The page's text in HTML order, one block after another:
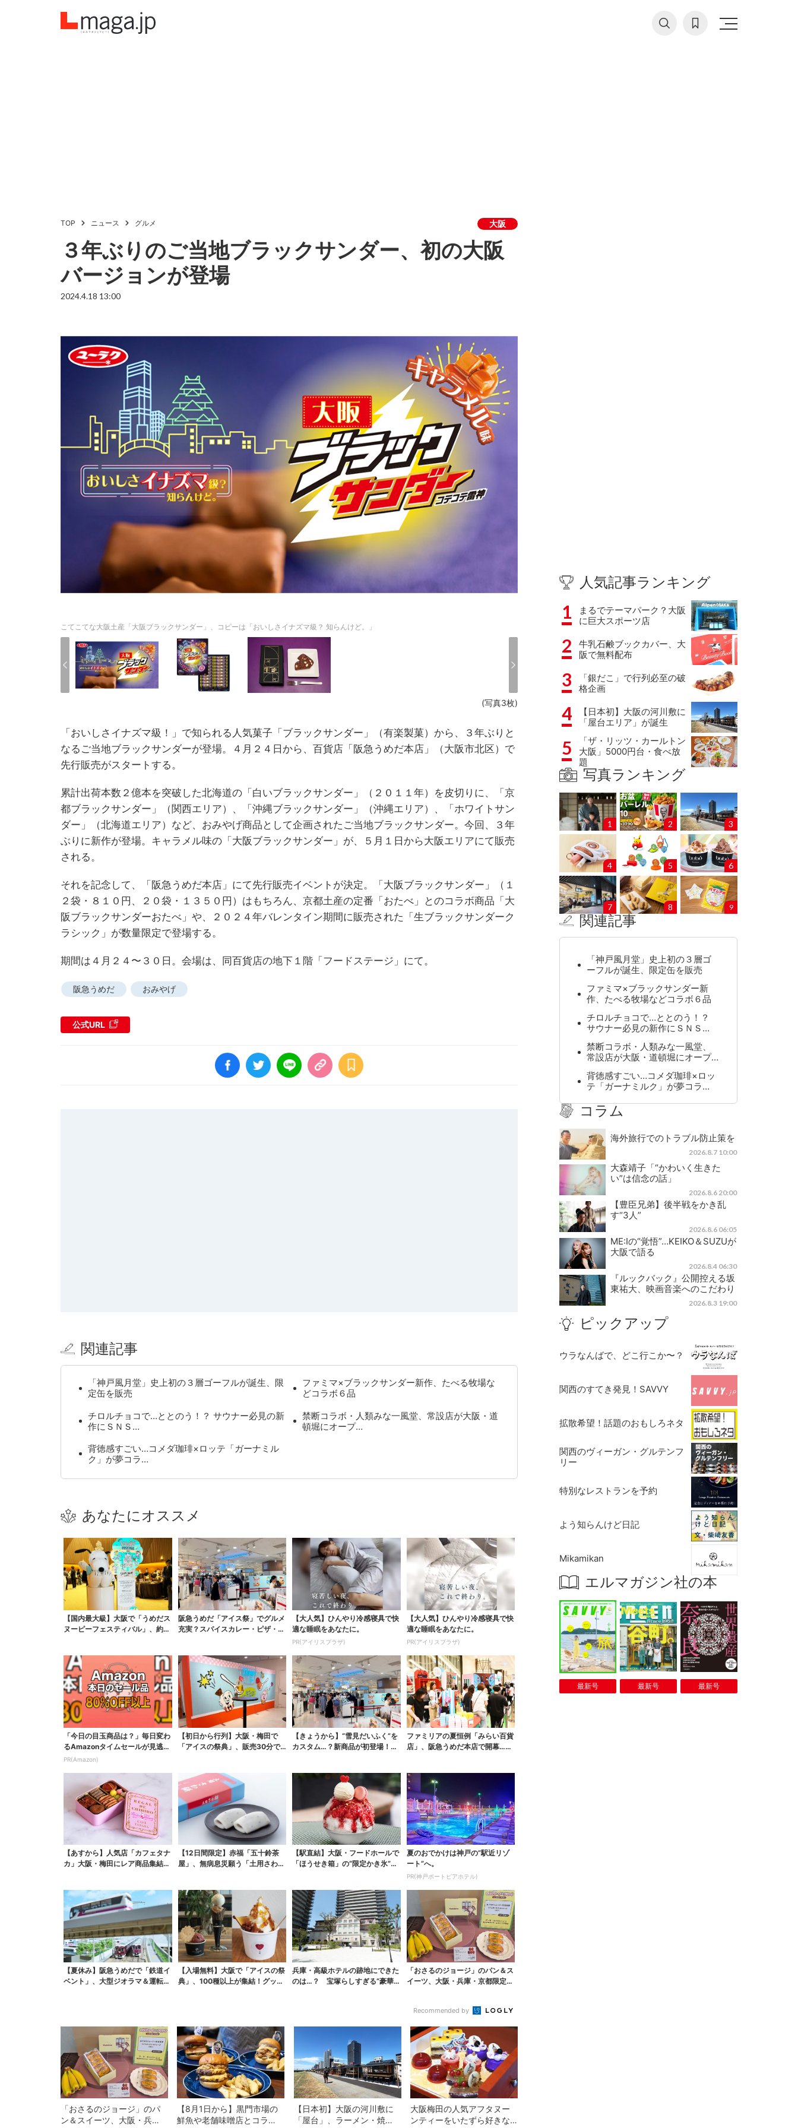
TOP ニュース グルメ 大阪
３年ぶりのご当地ブラックサンダー、初の大阪
バージョンが登場
2024.4.18 13:00
こてこてな大阪土産「大阪ブラックサンダー」、コピーは「おいしさイナズマ級？ 知らんけど。」
(写真3枚)
「おいしさイナズマ級！」で知られる人気菓子「ブラックサンダー」（有楽製菓）から、３年ぶりと
なるご当地ブラックサンダーが登場。４月２４日から、百貨店「阪急うめだ本店」（大阪市北区）で
先行販売がスタートする。
累計出荷本数２億本を突破した北海道の「白いブラックサンダー」（２０１１年）を皮切りに、「京
都ブラックサンダー」（関西エリア）、「沖縄ブラックサンダー」（沖縄エリア）、「ホワイトサン
ダー」（北海道エリア）など、おみやげ商品として企画されたご当地ブラックサンダー。今回、３年
ぶりに新作が登場。キャラメル味の「大阪ブラックサンダー」が、５月１日から大阪エリアにて販売
される。
それを記念して、「阪急うめだ本店」にて先行販売イベントが決定。「大阪ブラックサンダー」（１
２袋・８１０円、２０袋・１３５０円）はもちろん、京都土産の定番「おたべ」とのコラボ商品「大
阪ブラックサンダーおたべ」や、２０２４年バレンタイン期間に販売された「生ブラックサンダーク
ラシック」が数量限定で登場する。
期間は４月２４〜３０日。会場は、同百貨店の地下１階「フードステージ」にて。
阪急うめだ おみやげ
公式URL
関連記事
「神戸風月堂」史上初の３層ゴーフルが誕生、限
定缶を販売
ファミマ×ブラックサンダー新作、たべる牧場な
どコラボ６品
チロルチョコで…ととのう！？ サウナー必見の新
作にＳＮＳ…
禁断コラボ・人類みな一風堂、常設店が大阪・道
頓堀にオープ…
背徳感すごい…コメダ珈琲×ロッテ「ガーナミル
ク」が夢コラ…
あなたにオススメ
【国内最大級】大阪で「うめだス
ヌーピーフェスティバル」、約8
阪急うめだ「アイス祭」でグルメ
充実？スパイスカレー・ピザ・ポ
【大人気】ひんやり冷感寝具で快
適な睡眠をあなたに。
PR(アイリスプラザ)
【大人気】ひんやり冷感寝具で快
適な睡眠をあなたに。
PR(アイリスプラザ)
「今日の目玉商品は？」毎日変わ
るAmazonタイムセールが見逃せ
ない
PR(Amazon)
【初日から行列】大阪・梅田で
「アイスの祭典」、販売30分で
【きょうから】“雪見だいふく”を
カスタム…？新商品が初登場！阪
ファミリアの夏恒例「みらい百貨
店」、阪急うめだ本店で開幕…限
【あすから】人気店「カフェタナ
カ」大阪・梅田にレア商品集結…
【12日間限定】赤福「五十鈴茶
屋」、無病息災願う「土用さわ
【駅直結】大阪・フードホールで
「ほうせき箱」の“限定かき氷”が
夏のおでかけは神戸の”駅近リゾ
ート”へ。
PR(神戸ポートピアホテル)
【夏休み】阪急うめだで「鉄道イ
ベント」、大型ジオラマ＆運転体
【入場無料】大阪で「アイスの祭
典」、100種以上が集結！グッズ
兵庫・高級ホテルの跡地にできた
のは…？ 宝塚らしすぎる“豪華
「おさるのジョージ」のパン＆ス
イーツ、大阪・兵庫・京都限定で
Recommended by
「おさるのジョージ」のパ
ン＆スイーツ、大阪・兵
【8月1日から】黒門市場の
鮮魚や老舗味噌店とコラ
【日本初】大阪の河川敷に
「屋台」、ラーメン・焼
大阪梅田の人気アフタヌー
ンティーをいたずら好きな
人気記事ランキング
1
まるでテーマパーク？大阪
に巨大スポーツ店
2
牛乳石鹸ブックカバー、大
阪で無料配布
3
「銀だこ」で行列必至の破
格企画
4
【日本初】大阪の河川敷に
「屋台エリア」が誕生
5
「ザ・リッツ・カールトン
大阪」5000円台・食べ放
題
写真ランキング
1 2 3
4 5 6
7 8 9
関連記事
「神戸風月堂」史上初の３層ゴ
ーフルが誕生、限定缶を販売
ファミマ×ブラックサンダー新
作、たべる牧場などコラボ６品
チロルチョコで…ととのう！？
サウナー必見の新作にＳＮＳ…
禁断コラボ・人類みな一風堂、
常設店が大阪・道頓堀にオープ…
背徳感すごい…コメダ珈琲×ロッ
テ「ガーナミルク」が夢コラ…
コラム
海外旅行でのトラブル防止策を
2026.8.7 10:00
大森靖子「“かわいく生きた
い”は信念の話」
2026.8.6 20:00
【豊臣兄弟】後半戦をかき乱
す“3人”
2026.8.6 06:05
ME:Iの“覚悟”…KEIKO＆SUZUが
大阪で語る
2026.8.4 06:30
『ルックバック』公開控える坂
東祐大、映画音楽へのこだわり
2026.8.3 19:00
ピックアップ
ウラなんばで、どこ行こか〜？
関西のすてき発見！SAVVY
拡散希望！話題のおもしろネタ
関西のヴィーガン・グルテンフ
リー
特別なレストランを予約
よう知らんけど日記
Mikamikan
エルマガジン社の本
最新号 最新号 最新号